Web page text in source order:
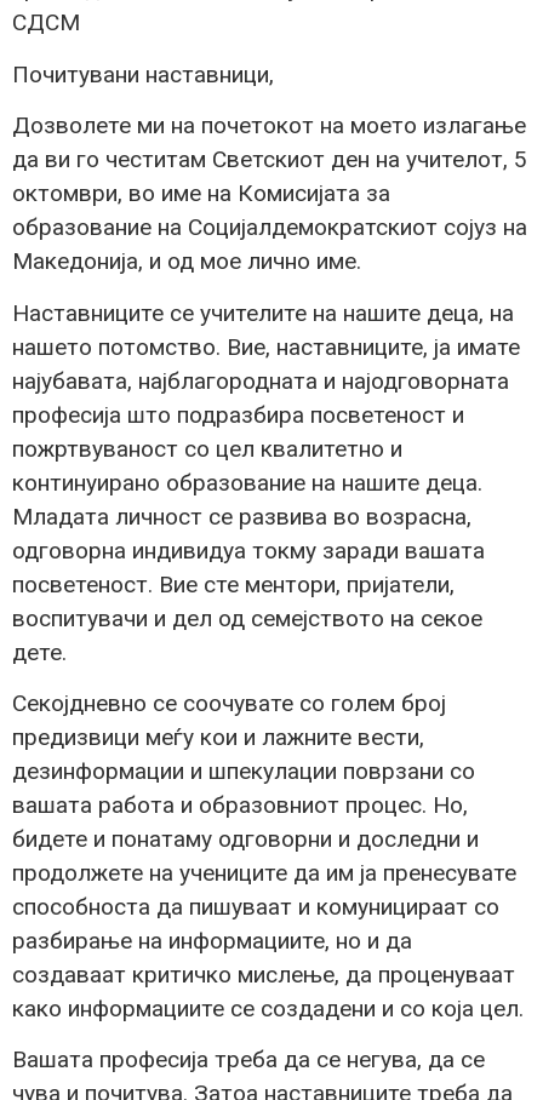
СДСМ
Почитувани наставници,
Дозволете ми на почетокот на моето излагање
да ви го честитам Светскиот ден на учителот, 5
октомври, во име на Комисијата за
образование на Социјалдемократскиот сојуз на
Македонија, и од мое лично име.
Наставниците се учителите на нашите деца, на
нашето потомство. Вие, наставниците, ја имате
најубавата, најблагородната и најодговорната
професија што подразбира посветеност и
пожртвуваност со цел квалитетно и
континуирано образование на нашите деца.
Младата личност се развива во возрасна,
одговорна индивидуа токму заради вашата
посветеност. Вие сте ментори, пријатели,
воспитувачи и дел од семејството на секое
дете.
Секојдневно се соочувате со голем број
предизвици меѓу кои и лажните вести,
дезинформации и шпекулации поврзани со
вашата работа и образовниот процес. Но,
бидете и понатаму одговорни и доследни и
продолжете на учениците да им ја пренесувате
способноста да пишуваат и комуницираат со
разбирање на информациите, но и да
создаваат критичко мислење, да проценуваат
како информациите се создадени и со која цел.
Вашата професија треба да се негува, да се
чува и почитува. Затоа наставниците треба да